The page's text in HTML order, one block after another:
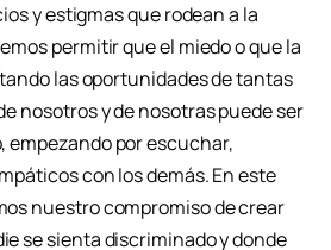
y estigmas que rodean a la
permitir que el miedo o que la
las oportunidades de tantas
nosotros y de nosotras puede ser
empezando por escuchar,
con los demás. En este
nuestro compromiso de crear
se sienta discriminado y donde